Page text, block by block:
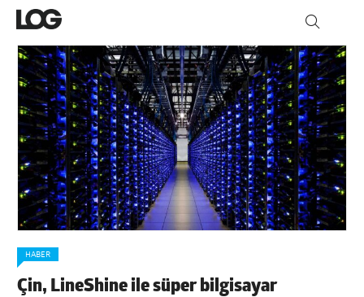
HABER
Çin, LineShine ile süper bilgisayar